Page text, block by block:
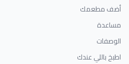
أضف مطعمك
مساعدة
الوصفات
اطبخ باللي عندك